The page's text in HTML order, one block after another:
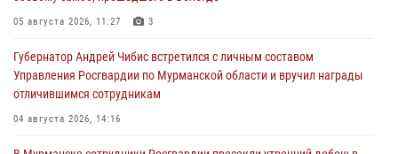
05 августа 2026, 11:27 3
Губернатор Андрей Чибис встретился с личным составом
Управления Росгвардии по Мурманской области и вручил награды
отличившимся сотрудникам
04 августа 2026, 14:16